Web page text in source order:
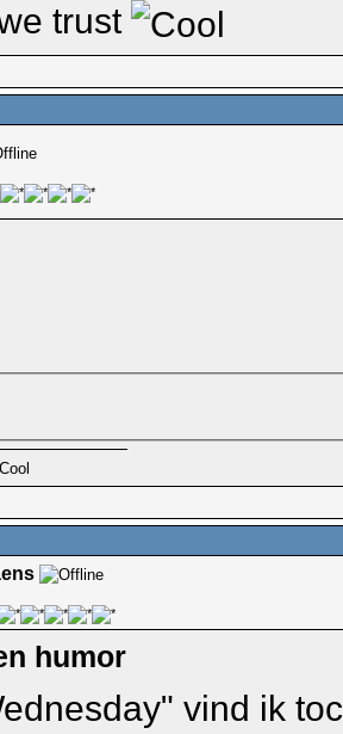
trust
humor
vind ik